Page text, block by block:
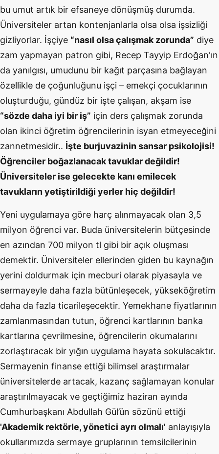
bu umut artık bir efsaneye dönüşmüş durumda.
Üniversiteler artan kontenjanlarla olsa olsa işsizliği
gizliyorlar. İşçiye “nasıl olsa çalışmak zorunda” diye
zam yapmayan patron gibi, Recep Tayyip Erdoğan'ın
da yanılgısı, umudunu bir kağıt parçasına bağlayan
özellikle de çoğunluğunu işçi – emekçi çocuklarının
oluşturduğu, gündüz bir işte çalışan, akşam ise
“sözde daha iyi bir iş” için ders çalışmak zorunda
olan ikinci öğretim öğrencilerinin isyan etmeyeceğini
zannetmesidir.. İşte burjuvazinin sansar psikolojisi!
Öğrenciler boğazlanacak tavuklar değildir!
Üniversiteler ise gelecekte kanı emilecek
tavukların yetiştirildiği yerler hiç değildir!
Yeni uygulamaya göre harç alınmayacak olan 3,5
milyon öğrenci var. Buda üniversitelerin bütçesinde
en azından 700 milyon tl gibi bir açık oluşması
demektir. Üniversiteler ellerinden giden bu kaynağın
yerini doldurmak için mecburi olarak piyasayla ve
sermayeyle daha fazla bütünleşecek, yükseköğretim
daha da fazla ticarileşecektir. Yemekhane fiyatlarının
zamlanmasından tutun, öğrenci kartlarının banka
kartlarına çevrilmesine, öğrencilerin okumalarını
zorlaştıracak bir yığın uygulama hayata sokulacaktır.
Sermayenin finanse ettiği bilimsel araştırmalar
üniversitelerde artacak, kazanç sağlamayan konular
araştırılmayacak ve geçtiğimiz haziran ayında
Cumhurbaşkanı Abdullah Gül’ün sözünü ettiği
'Akademik rektörle, yönetici ayrı olmalı' anlayışıyla
okullarımızda sermaye gruplarının temsilcilerinin